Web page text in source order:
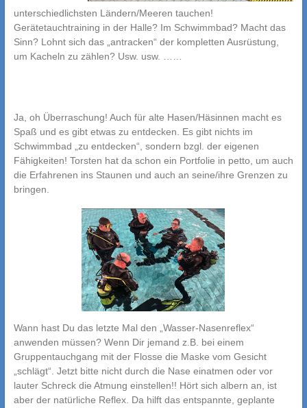
unterschiedlichsten Ländern/Meeren tauchen!
Gerätetauchtraining in der Halle? Im Schwimmbad? Macht das
Sinn? Lohnt sich das „antracken“ der kompletten Ausrüstung,
um Kacheln zu zählen? Usw. usw. ……
Ja, oh Überraschung! Auch für alte Hasen/Häsinnen macht es
Spaß und es gibt etwas zu entdecken. Es gibt nichts im
Schwimmbad „zu entdecken“, sondern bzgl. der eigenen
Fähigkeiten! Torsten hat da schon ein Portfolie in petto, um auch
die Erfahrenen ins Staunen und auch an seine/ihre Grenzen zu
bringen.
Wann hast Du das letzte Mal den „Wasser-Nasenreflex“
anwenden müssen? Wenn Dir jemand z.B. bei einem
Gruppentauchgang mit der Flosse die Maske vom Gesicht
„schlägt“. Jetzt bitte nicht durch die Nase einatmen oder vor
lauter Schreck die Atmung einstellen!! Hört sich albern an, ist
aber der natürliche Reflex. Da hilft das entspannte, geplante